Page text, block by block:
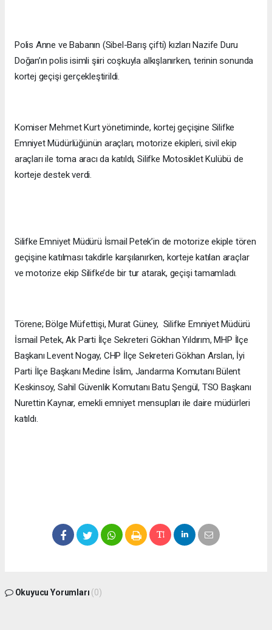
Polis Anne ve Babanın (Sibel-Barış çifti) kızları Nazife Duru
Doğan’ın polis isimli şiiri coşkuyla alkışlanırken, terinin sonunda
kortej geçişi gerçekleştirildi.
Komiser Mehmet Kurt yönetiminde, kortej geçişine Silifke
Emniyet Müdürlüğünün araçları, motorize ekipleri, sivil ekip
araçları ile toma aracı da katıldı, Silifke Motosiklet Kulübü de
korteje destek verdi.
Silifke Emniyet Müdürü İsmail Petek’in de motorize ekiple tören
geçişine katılması takdirle karşılanırken, korteje katılan araçlar
ve motorize ekip Silifke’de bir tur atarak, geçişi tamamladı.
Törene; Bölge Müfettişi, Murat Güney, Silifke Emniyet Müdürü
İsmail Petek, Ak Parti İlçe Sekreteri Gökhan Yıldırım, MHP İlçe
Başkanı Levent Nogay, CHP İlçe Sekreteri Gökhan Arslan, İyi
Parti İlçe Başkanı Medine İslim, Jandarma Komutanı Bülent
Keskinsoy, Sahil Güvenlik Komutanı Batu Şengül, TSO Başkanı
Nurettin Kaynar, emekli emniyet mensupları ile daire müdürleri
katıldı.
Okuyucu Yorumları (0)